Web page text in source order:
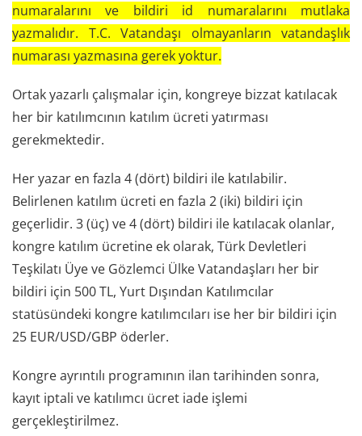
numaralarını ve bildiri id numaralarını mutlaka
yazmalıdır. T.C. Vatandaşı olmayanların vatandaşlık
numarası yazmasına gerek yoktur.
Ortak yazarlı çalışmalar için, kongreye bizzat katılacak
her bir katılımcının katılım ücreti yatırması
gerekmektedir.
Her yazar en fazla 4 (dört) bildiri ile katılabilir.
Belirlenen katılım ücreti en fazla 2 (iki) bildiri için
geçerlidir. 3 (üç) ve 4 (dört) bildiri ile katılacak olanlar,
kongre katılım ücretine ek olarak, Türk Devletleri
Teşkilatı Üye ve Gözlemci Ülke Vatandaşları her bir
bildiri için 500 TL, Yurt Dışından Katılımcılar
statüsündeki kongre katılımcıları ise her bir bildiri için
25 EUR/USD/GBP öderler.
Kongre ayrıntılı programının ilan tarihinden sonra,
kayıt iptali ve katılımcı ücret iade işlemi
gerçekleştirilmez.